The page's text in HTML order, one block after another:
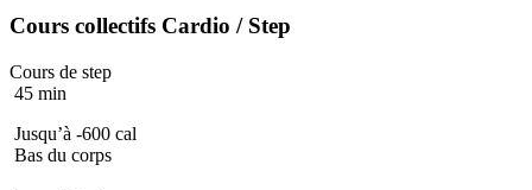
Cours collectifs Cardio / Step
Cours de step
45 min
Jusqu’à -600 cal
Bas du corps